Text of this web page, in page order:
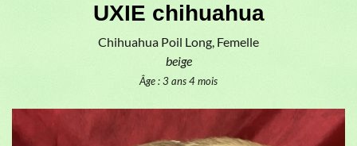
UXIE chihuahua
Chihuahua Poil Long, Femelle
beige
Âge : 3 ans 4 mois